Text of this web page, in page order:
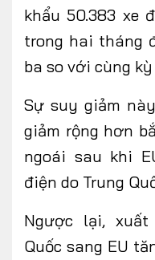
khẩu 50.383 xe
trong hai tháng
ba so với cùng
Sự suy giảm
giảm rộng hơn
ngoái sau khi
điện do Trung
Ngược lại, xuất
Quốc sang EU